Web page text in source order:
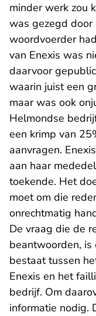
minder werk zou
was gezegd door
woordvoerder
van Enexis was
daarvoor
waarin juist een
maar was ook
Helmondse
een krimp van
aanvragen.
aan haar
toekende. Het
moet om die
onrechtmatig
De vraag die de
beantwoorden, is
bestaat tussen
Enexis en het
bedrijf. Om
informatie nodig.